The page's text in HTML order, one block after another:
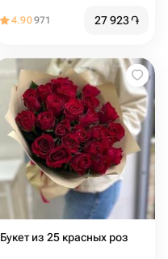
4.90971 27 923֏
Букет из 25 красных роз